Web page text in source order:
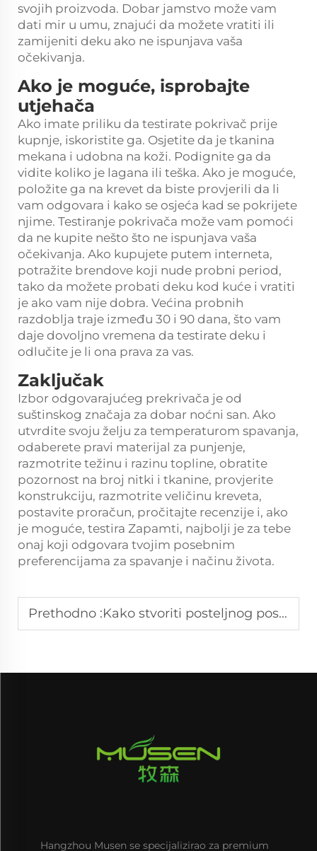
svojih proizvoda. Dobar jamstvo može vam
dati mir u umu, znajući da možete vratiti ili
zamijeniti deku ako ne ispunjava vaša
očekivanja.
Ako je moguće, isprobajte
utjehača
Ako imate priliku da testirate pokrivač prije
kupnje, iskoristite ga. Osjetite da je tkanina
mekana i udobna na koži. Podignite ga da
vidite koliko je lagana ili teška. Ako je moguće,
položite ga na krevet da biste provjerili da li
vam odgovara i kako se osjeća kad se pokrijete
njime. Testiranje pokrivača može vam pomoći
da ne kupite nešto što ne ispunjava vaša
očekivanja. Ako kupujete putem interneta,
potražite brendove koji nude probni period,
tako da možete probati deku kod kuće i vratiti
je ako vam nije dobra. Većina probnih
razdoblja traje između 30 i 90 dana, što vam
daje dovoljno vremena da testirate deku i
odlučite je li ona prava za vas.
Zaključak
Izbor odgovarajućeg prekrivača je od
suštinskog značaja za dobar noćni san. Ako
utvrdite svoju želju za temperaturom spavanja,
odaberete pravi materijal za punjenje,
razmotrite težinu i razinu topline, obratite
pozornost na broj nitki i tkanine, provjerite
konstrukciju, razmotrite veličinu kreveta,
postavite proračun, pročitajte recenzije i, ako
je moguće, testira Zapamti, najbolji je za tebe
onaj koji odgovara tvojim posebnim
preferencijama za spavanje i načinu života.
Prethodno :Kako stvoriti posteljnog postelja koji je prikladan za djecu
Hangzhou Musen se specijalizirao za premium